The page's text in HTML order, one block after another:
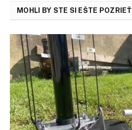
MOHLI BY STE SI EŠTE POZRIEŤ